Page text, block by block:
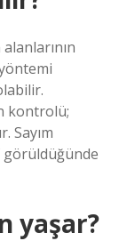
kontrolü;
Sayım
görüldüğünde
yaşar?